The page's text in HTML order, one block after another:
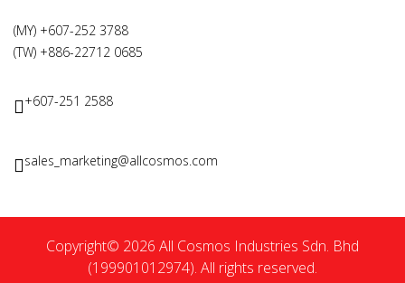
(MY) +607-252 3788
(TW) +886-22712 0685
+607-251 2588
sales_marketing@allcosmos.com
Copyright© 2026 All Cosmos Industries Sdn. Bhd
(199901012974). All rights reserved.